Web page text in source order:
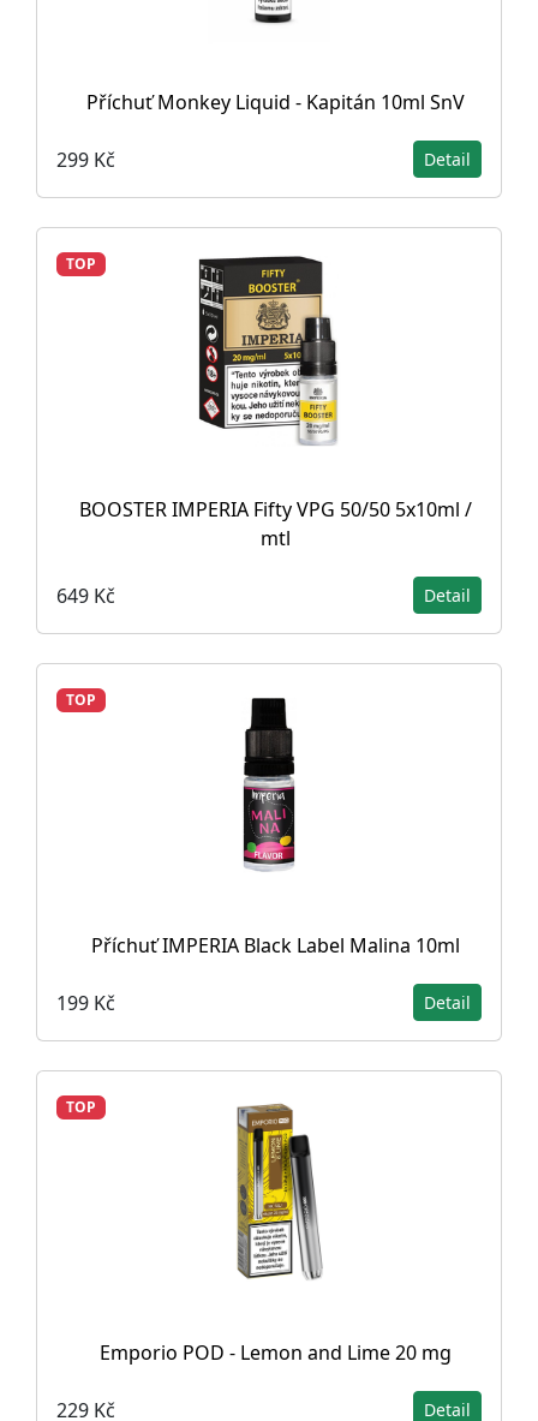
Příchuť Monkey Liquid - Kapitán 10ml SnV
299 Kč Detail
TOP
BOOSTER IMPERIA Fifty VPG 50/50 5x10ml /
mtl
649 Kč Detail
TOP
Příchuť IMPERIA Black Label Malina 10ml
199 Kč Detail
TOP
Emporio POD - Lemon and Lime 20 mg
229 Kč Detail